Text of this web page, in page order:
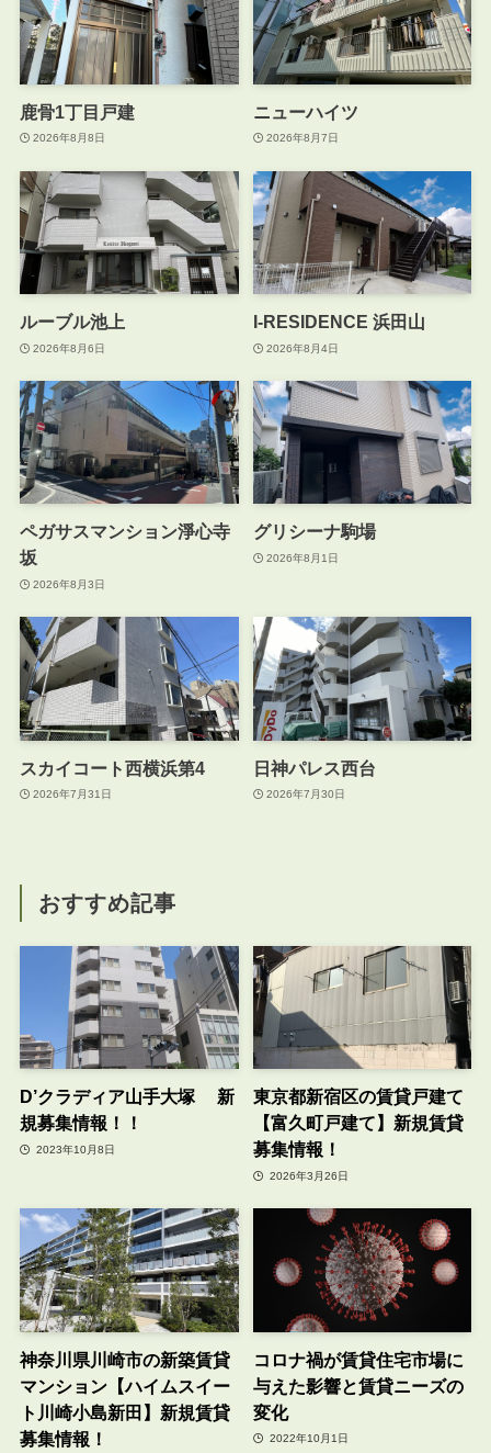
鹿骨1丁目戸建
2026年8月8日
ニューハイツ
2026年8月7日
ルーブル池上
2026年8月6日
I-RESIDENCE 浜田山
2026年8月4日
ペガサスマンション淨心寺
坂
2026年8月3日
グリシーナ駒場
2026年8月1日
スカイコート西横浜第4
2026年7月31日
日神パレス西台
2026年7月30日
おすすめ記事
D’クラディア山手大塚 新
規募集情報！！
2023年10月8日
東京都新宿区の賃貸戸建て
【富久町戸建て】新規賃貸
募集情報！
2026年3月26日
神奈川県川崎市の新築賃貸
マンション【ハイムスイー
ト川崎小島新田】新規賃貸
募集情報！
コロナ禍が賃貸住宅市場に
与えた影響と賃貸ニーズの
変化
2022年10月1日